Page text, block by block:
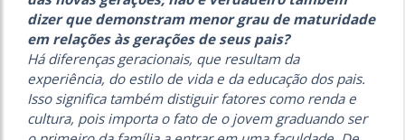
dizer que demonstram menor grau de maturidade
em relações às gerações de seus pais?
Há diferenças geracionais, que resultam da
experiência, do estilo de vida e da educação dos pais.
Isso significa também distiguir fatores como renda e
cultura, pois importa o fato de o jovem graduando ser